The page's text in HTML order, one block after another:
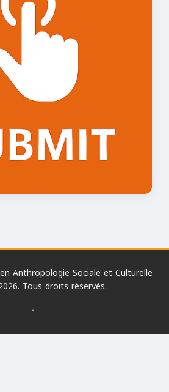
Anthropologie Sociale et Culturelle
Tous droits réservés.
-